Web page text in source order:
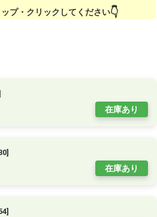
プ・クリックしてください
在庫あり
在庫あり